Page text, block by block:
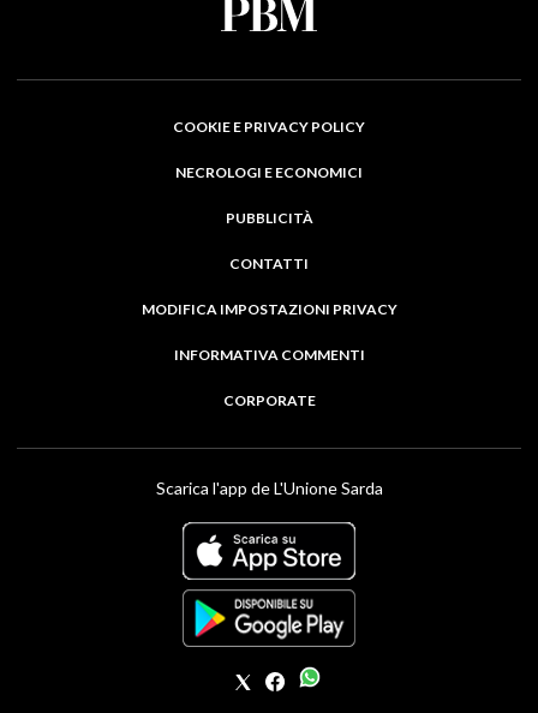
COOKIE E PRIVACY POLICY
NECROLOGI E ECONOMICI
PUBBLICITÀ
CONTATTI
MODIFICA IMPOSTAZIONI PRIVACY
INFORMATIVA COMMENTI
CORPORATE
Scarica l'app de L'Unione Sarda